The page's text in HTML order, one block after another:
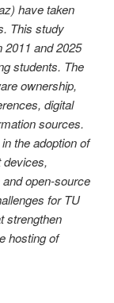
have taken
This study
and 2025
students. The
ownership,
digital
sources.
the adoption of
devices,
open-source
for TU
strengthen
hosting of